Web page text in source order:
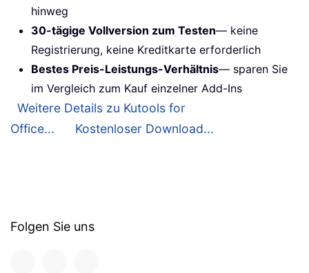
hinweg
30-tägige Vollversion zum Testen— keine
Registrierung, keine Kreditkarte erforderlich
Bestes Preis-Leistungs-Verhältnis— sparen Sie
im Vergleich zum Kauf einzelner Add-Ins
Weitere Details zu Kutools for
Office...
Kostenloser Download...
Folgen Sie uns